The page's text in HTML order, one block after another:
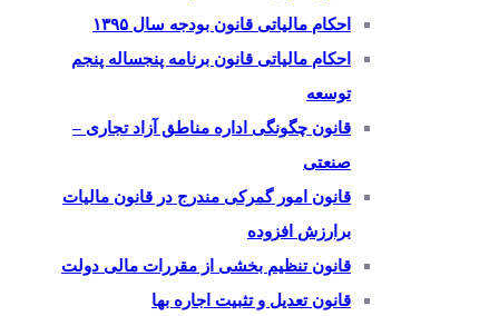
احکام مالیاتی قانون بودجه سال ۱۳۹۵
احکام مالیاتی قانون برنامه پنجساله پنجم
توسعه
قانون چگونگی اداره مناطق آزاد تجاری –
صنعتی
قانون امور گمرکی مندرج در قانون مالیات
برارزش افزوده
قانون تنظیم بخشی از مقررات مالی دولت
قانون تعدیل و تثبیت اجاره بها